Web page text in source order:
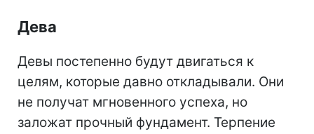
Дева
Девы постепенно будут двигаться к
целям, которые давно откладывали. Они
не получат мгновенного успеха, но
заложат прочный фундамент. Терпение